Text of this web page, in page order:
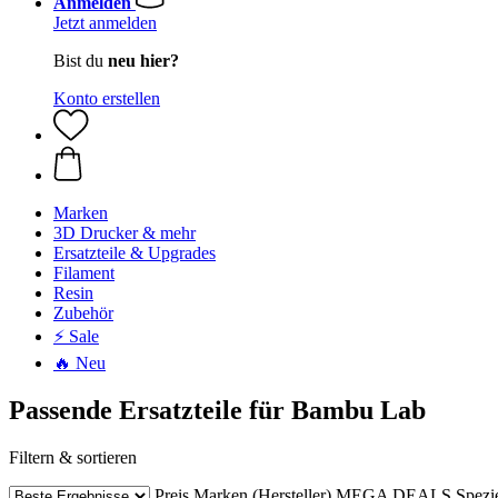
Jetzt anmelden
Bist du neu hier?
Konto erstellen
Marken
3D Drucker & mehr
Ersatzteile & Upgrades
Filament
Resin
Zubehör
⚡ Sale
🔥 Neu
Passende Ersatzteile für Bambu Lab
Filtern & sortieren